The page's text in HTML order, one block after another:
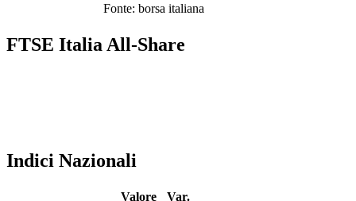
Fonte: borsa italiana
FTSE Italia All-Share
Indici Nazionali
Valore
Var.